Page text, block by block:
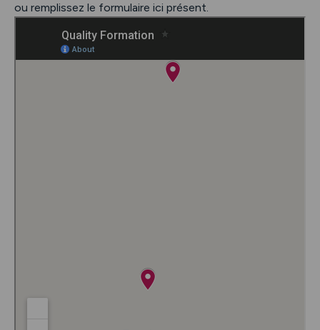
ou remplissez le formulaire ici présent.